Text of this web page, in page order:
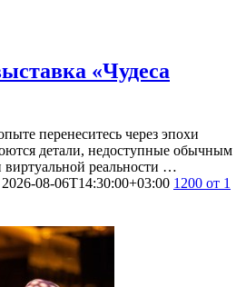
«Чудеса
перенеситесь через эпохи
детали, недоступные обычным
виртуальной реальности …
2026-08-06T14:30:00+03:00 1200 от 1